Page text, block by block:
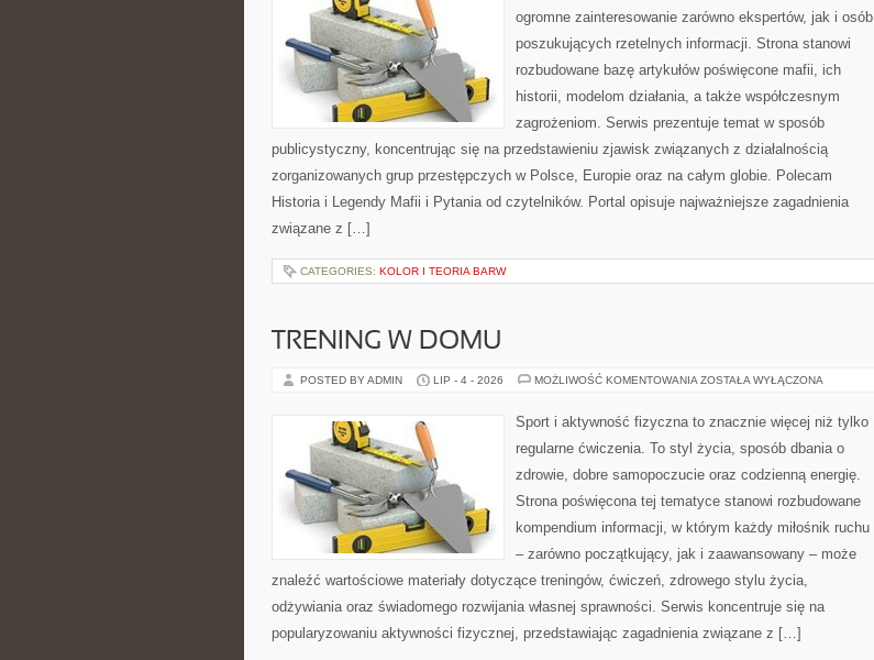
ogromne zainteresowanie zarówno ekspertów, jak i osób
poszukujących rzetelnych informacji. Strona stanowi
rozbudowane bazę artykułów poświęcone mafii, ich
historii, modelom działania, a także współczesnym
zagrożeniom. Serwis prezentuje temat w sposób
publicystyczny, koncentrując się na przedstawieniu zjawisk związanych z działalnością
zorganizowanych grup przestępczych w Polsce, Europie oraz na całym globie. Polecam
Historia i Legendy Mafii i Pytania od czytelników. Portal opisuje najważniejsze zagadnienia
związane z […]
CATEGORIES: KOLOR I TEORIA BARW
TRENING W DOMU
POSTED BY ADMIN LIP - 4 - 2026 MOŻLIWOŚĆ KOMENTOWANIA TRENING
ZOSTAŁA WYŁĄCZONA
Sport i aktywność fizyczna to znacznie więcej niż tylko
regularne ćwiczenia. To styl życia, sposób dbania o
zdrowie, dobre samopoczucie oraz codzienną energię.
Strona poświęcona tej tematyce stanowi rozbudowane
kompendium informacji, w którym każdy miłośnik ruchu
– zarówno początkujący, jak i zaawansowany – może
znaleźć wartościowe materiały dotyczące treningów, ćwiczeń, zdrowego stylu życia,
odżywiania oraz świadomego rozwijania własnej sprawności. Serwis koncentruje się na
popularyzowaniu aktywności fizycznej, przedstawiając zagadnienia związane z […]